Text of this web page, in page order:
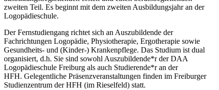
zweiten Teil. Es beginnt mit dem zweiten Ausbildungsjahr an der
Logopädieschule.
Der Fernstudiengang richtet sich an Auszubildende der
Fachrichtungen Logopädie, Physiotherapie, Ergotherapie sowie
Gesundheits- und (Kinder-) Krankenpflege. Das Studium ist dual
organisiert, d.h. Sie sind sowohl Auszubildende*r der DAA
Logopädieschule Freiburg als auch Studierende*r an der
HFH. Gelegentliche Präsenzveranstaltungen finden im Freiburger
Studienzentrum der HFH (im Rieselfeld) statt.